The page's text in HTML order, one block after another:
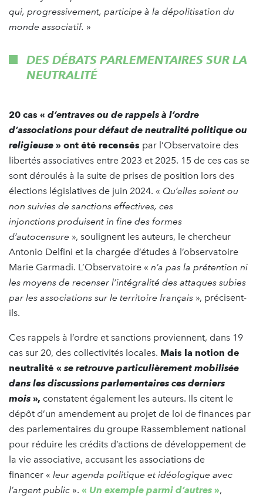
qui, progressivement, participe à la dépolitisation du
monde associatif. »
DES DÉBATS PARLEMENTAIRES SUR LA
NEUTRALITÉ
20 cas « d’entraves ou de rappels à l’ordre
d’associations pour défaut de neutralité politique ou
religieuse » ont été recensés par l’Observatoire des
libertés associatives entre 2023 et 2025. 15 de ces cas se
sont déroulés à la suite de prises de position lors des
élections législatives de juin 2024. « Qu’elles soient ou
non suivies de sanctions effectives, ces
injonctions produisent in fine des formes
d’autocensure », soulignent les auteurs, le chercheur
Antonio Delfini et la chargée d’études à l’observatoire
Marie Garmadi. L’Observatoire « n’a pas la prétention ni
les moyens de recenser l’intégralité des attaques subies
par les associations sur le territoire français », précisent-
ils.
Ces rappels à l’ordre et sanctions proviennent, dans 19
cas sur 20, des collectivités locales. Mais la notion de
neutralité «se retrouve particulièrement mobilisée
dans les discussions parlementaires ces derniers
mois », constatent également les auteurs. Ils citent le
dépôt d’un amendement au projet de loi de finances par
des parlementaires du groupe Rassemblement national
pour réduire les crédits d’actions de développement de
la vie associative, accusant les associations de
financer « leur agenda politique et idéologique avec
l’argent public ». « Un exemple parmi d’autres »,